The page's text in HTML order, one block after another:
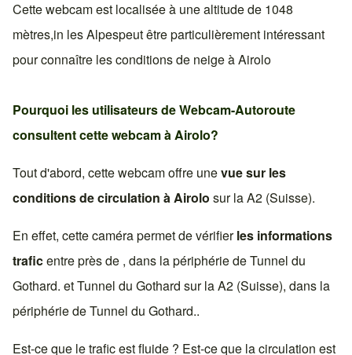
Cette webcam est localisée à une altitude de 1048
mètres,in les Alpespeut être particulièrement intéressant
pour connaître les conditions de neige àAirolo
Pourquoi les utilisateurs de Webcam-Autoroute
consultent cette webcam àAirolo?
Tout d'abord, cette webcam offre unevue sur les
conditions de circulation àAirolo sur laA2 (Suisse).
En effet, cette caméra permet de vérifierles informations
traficentre près de , dans la périphérie deTunnel du
Gothard. etTunnel du Gothard sur laA2 (Suisse), dans la
périphérie deTunnel du Gothard..
Est-ce que le trafic est fluide ? Est-ce que la circulation est